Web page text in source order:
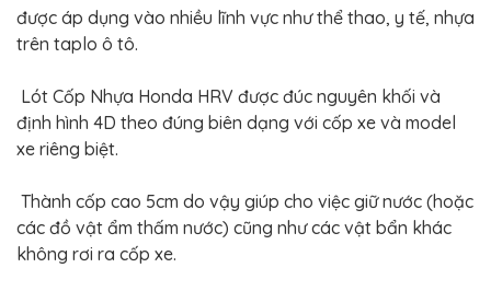
BỌC
GHẾ
DA
Ô
PHỤ
KIỆN
XE
CAO
ĐỒ
CHƠI
XE
ĐẠP
được áp dụng vào nhiều lĩnh vực như thể thao, y tế, nhựa
trên taplo ô tô.
Lót Cốp Nhựa Honda HRV được đúc nguyên khối và
định hình 4D theo đúng biên dạng với cốp xe và model
xe riêng biệt.
Thành cốp cao 5cm do vậy giúp cho việc giữ nước (hoặc
các đồ vật ẩm thấm nước) cũng như các vật bẩn khác
không rơi ra cốp xe.